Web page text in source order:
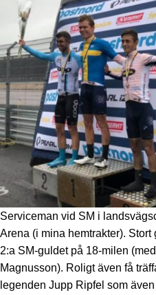
Serviceman vid SM i
Arena (i mina hemtrakter). Stort
2:a SM-guldet på 18-milen
Magnusson). Roligt även få
legenden Jupp Ripfel som